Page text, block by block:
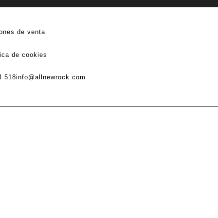
de venta
de cookies
518info@allnewrock.com